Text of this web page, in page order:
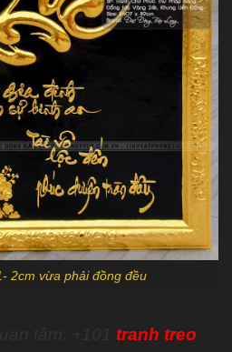
2cm vừa phải đồng đều
tranh treo